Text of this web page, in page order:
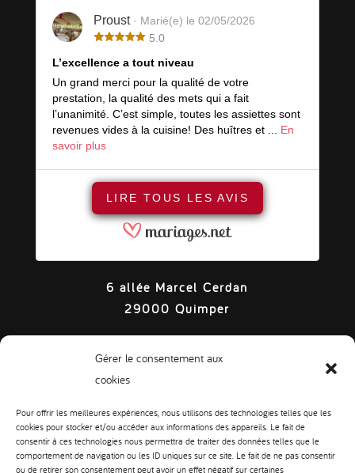
Gérer le consentement aux
cookies
Pour offrir les meilleures expériences, nous utilisons des technologies telles que les
cookies pour stocker et/ou accéder aux informations des appareils. Le fait de
consentir à ces technologies nous permettra de traiter des données telles que le
comportement de navigation ou les ID uniques sur ce site. Le fait de ne pas consentir
ou de retirer son consentement peut avoir un effet négatif sur certaines
Proust · Marié(e) le 02/05/2026
5.0
L’excellence a tout niveau
Un grand merci pour la qualité de votre
prestation, la qualité des mets qui a fait
l’unanimité. C’est simple, toutes les assiettes sont
revenues vides à la cuisine! Des huîtres et ... En
savoir plus
LIRE TOUS LES AVIS
6 allée Marcel Cerdan
29000 Quimper
MENTIONS LÉGALES
POLITIQUE DE COOKIES
DÉCLARATION DE CONFIDENTIALITÉ